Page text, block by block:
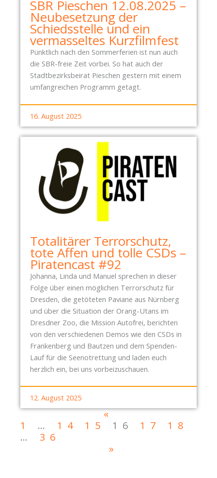
SBR Pieschen 12.08.2025 –
Neubesetzung der
Schiedsstelle und ein
vermasseltes Kurzfilmfest
Pünktlich nach den Sommerferien ist nun auch
die SBR-freie Zeit vorbei. So hat auch der
Stadtbezirksbeirat Pieschen gestern mit einem
umfangreichen Programm getagt.
16. August 2025
Totalitärer Terrorschutz,
tote Affen und tolle CSDs –
Piratencast #92
Johanna, Linda und Manuel sprechen in dieser
Folge über einen möglichen Terrorschutz für
Dresden, die getöteten Paviane aus Nürnberg
und über die Situation der Orang-Utans im
Dresdner Zoo, die Mission Autofrei, berichten
von den verschiedenen Demos wie den CSDs in
Frankenberg und Bautzen und dem Spenden-
Lauf für die Seenotrettung und laden euch
herzlich ein, bei uns vorbeizuschauen.
12. August 2025
«
1
… 14 15 16 17
18
…
36
»